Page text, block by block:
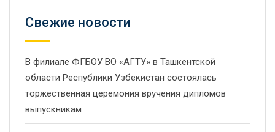
Свежие новости
В филиале ФГБОУ ВО «АГТУ» в Ташкентской
области Республики Узбекистан состоялась
торжественная церемония вручения дипломов
выпускникам